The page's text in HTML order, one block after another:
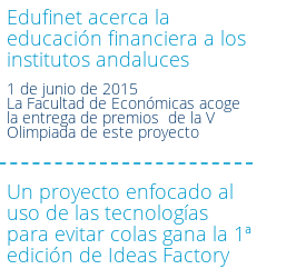
Edufinet acerca la
educación financiera a los
institutos andaluces
1 de junio de 2015
La Facultad de Económicas acoge
la entrega de premios de la V
Olimpiada de este proyecto
Un proyecto enfocado al
uso de las tecnologías
para evitar colas gana la 1ª
edición de Ideas Factory